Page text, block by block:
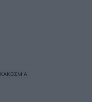
ΚΑΚΟΣΜΙΑ